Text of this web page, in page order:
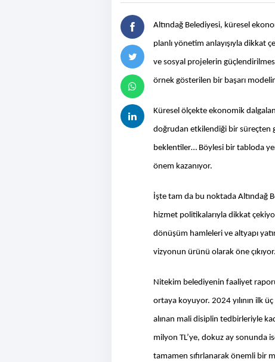
Altındağ Belediyesi, küresel
planlı yönetim anlayışıyla dikkat
ve sosyal projelerin
örnek gösterilen bir başarı
Küresel ölçekte ekonomik
doğrudan etkilendiği bir süreçten
beklentiler… Böylesi bir tabloda
önem kazanıyor.
İşte tam da bu noktada Altındağ
hizmet politikalarıyla dikkat
dönüşüm hamleleri ve altyapı
vizyonun ürünü olarak öne çıkıyor.
Nitekim belediyenin faaliyet
ortaya koyuyor. 2024 yılının ilk
alınan mali disiplin tedbirleriyle
milyon TL’ye, dokuz ay sonunda
tamamen sıfırlanarak önemli bir